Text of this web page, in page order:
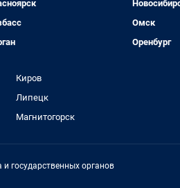
Омск
Оренбург
Киров
Липецк
Магнитогорск
государственных органов